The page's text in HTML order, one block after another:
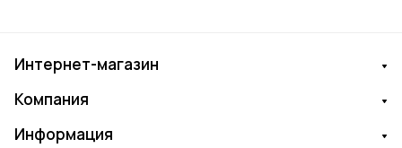
Интернет-магазин
Компания
Информация